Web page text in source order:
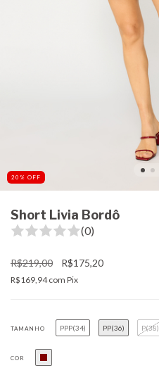
20 % OFF
Short Livia Bordô
(0)
R$219,00 R$175,20
R$169,94com Pix
TAMANHO PPP(34) PP(36) P(38)
COR